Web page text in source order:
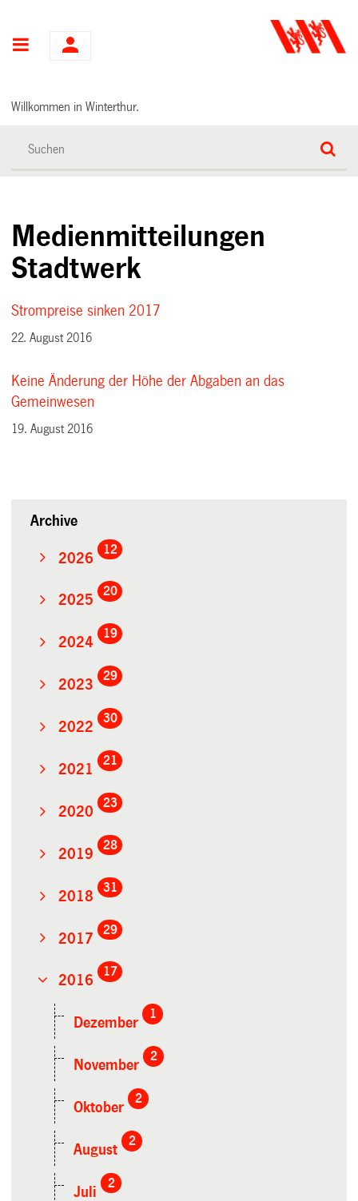
Hauptnavigation
Willkommen in Winterthur.
Medienmitteilungen
Stadtwerk
Strompreise sinken 2017
22. August 2016
Keine Änderung der Höhe der Abgaben an das
Gemeinwesen
19. August 2016
Archive
2026
12
2025
20
2024
19
2023
29
2022
30
2021
21
2020
23
2019
28
2018
31
2017
29
2016
17
Dezember
1
November
2
Oktober
2
August
2
Juli
2